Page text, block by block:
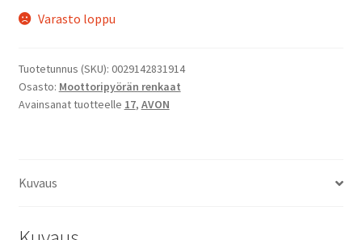
Varasto loppu
Tuotetunnus (SKU): 0029142831914
Osasto: Moottoripyörän renkaat
Avainsanat tuotteelle 17, AVON
Kuvaus